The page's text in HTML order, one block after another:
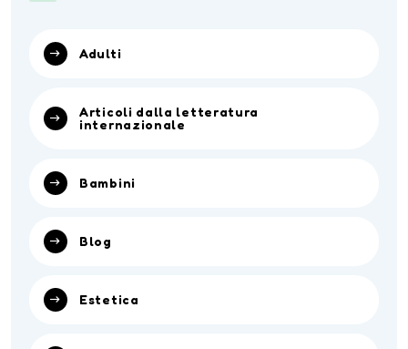
Adulti
Articoli dalla letteratura
internazionale
Bambini
Blog
Estetica